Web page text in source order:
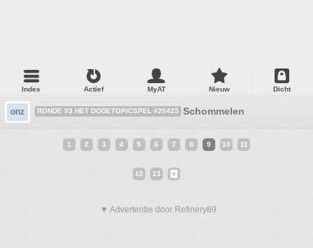
Index Actief MyAT Nieuw Dicht
onz RONDE 93 HET DODETOPICSPEL #20425 Schommelen
1 2 3 4 5 6 7 8 9 10 11
12 13
▼ Advertentie door Refinery89